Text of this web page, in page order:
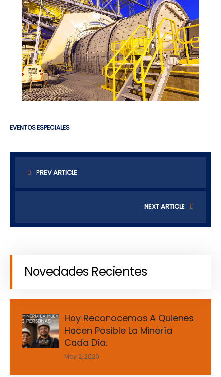
EVENTOS ESPECIALES
PREV ARTICLE
NEXT ARTICLE
Novedades Recientes
Hoy Reconocemos A Quienes
Hacen Posible La Minería
Cada Día.
May 2, 2026